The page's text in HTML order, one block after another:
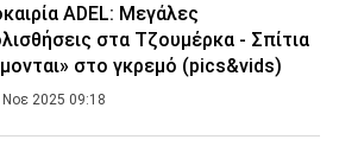
ADEL: Μεγάλες
στα Τζουμέρκα - Σπίτια
στο γκρεμό (pics&vids)
Νοε 2025 09:18